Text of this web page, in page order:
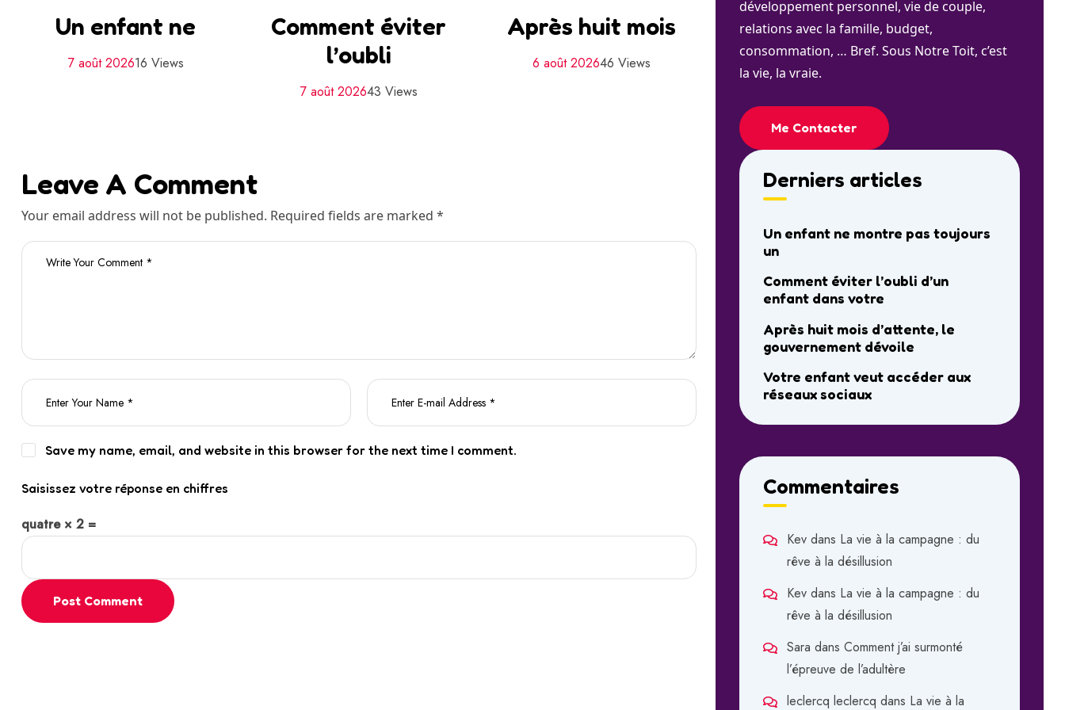
Un enfant ne
7 août 202616 Views
Comment éviter
l’oubli
7 août 202643 Views
Après huit mois
6 août 202646 Views
Leave A Comment
Your email address will not be published. Required fields are marked *
Save my name, email, and website in this browser for the next time I comment.
Saisissez votre réponse en chiffres
quatre × 2 =
Post Comment
développement personnel, vie de couple,
relations avec la famille, budget,
consommation, … Bref. Sous Notre Toit, c’est
la vie, la vraie.
Me Contacter
Derniers articles
Un enfant ne montre pas toujours
un
Comment éviter l’oubli d’un
enfant dans votre
Après huit mois d’attente, le
gouvernement dévoile
Votre enfant veut accéder aux
réseaux sociaux
Commentaires
Kev dans La vie à la campagne : du
rêve à la désillusion
Kev dans La vie à la campagne : du
rêve à la désillusion
Sara dans Comment j’ai surmonté
l’épreuve de l’adultère
leclercq leclercq dans La vie à la